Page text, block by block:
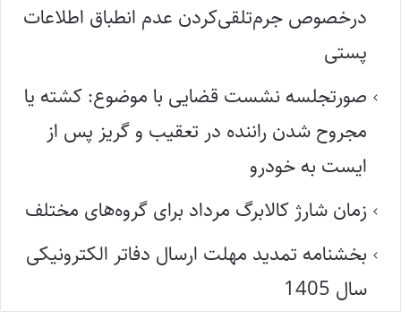
درخصوص جرم‌تلقی‌کردن عدم انطباق اطلاعات
پستی
صورتجلسه نشست قضایی با موضوع: کشته یا
مجروح شدن راننده در تعقیب و گریز پس از
ایست به خودرو
زمان شارژ کالابرگ مرداد برای گروه‌های مختلف
بخشنامه تمدید مهلت ارسال دفاتر الکترونیکی
سال 1405